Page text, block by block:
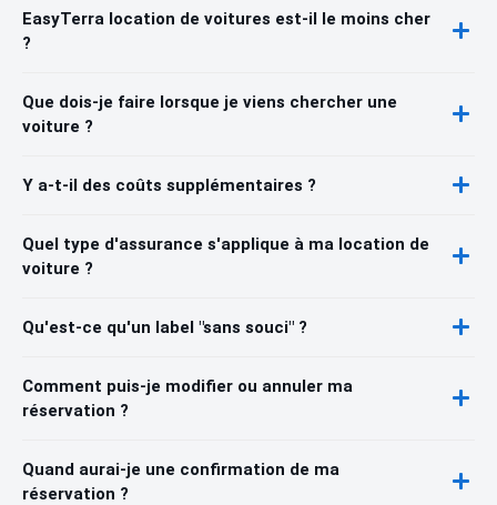
EasyTerra location de voitures est-il le moins cher
?
Que dois-je faire lorsque je viens chercher une
voiture ?
Y a-t-il des coûts supplémentaires ?
Quel type d'assurance s'applique à ma location de
voiture ?
Qu'est-ce qu'un label "sans souci" ?
Comment puis-je modifier ou annuler ma
réservation ?
Quand aurai-je une confirmation de ma
réservation ?